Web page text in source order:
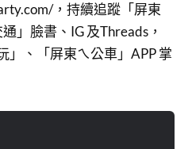
，持續追蹤「屏東
」臉書、IG 及Threads，
」、「屏東ㄟ公車」APP 掌